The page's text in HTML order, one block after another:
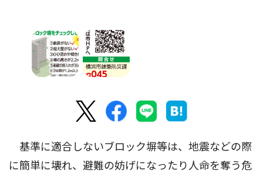
基準に適合しないブロック塀等は、地震などの際
に簡単に壊れ、避難の妨げになったり人命を奪う危